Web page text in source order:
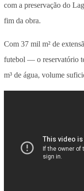
com a preservação do
fim da obra.
Com 37 mil m² de
futebol — o reservatório
m³ de água, volume